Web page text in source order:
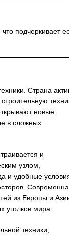
подчеркивает
Страна
новые
в сложных
и
узлом,
и удобные
из Европы и
уголков мира.
техники,